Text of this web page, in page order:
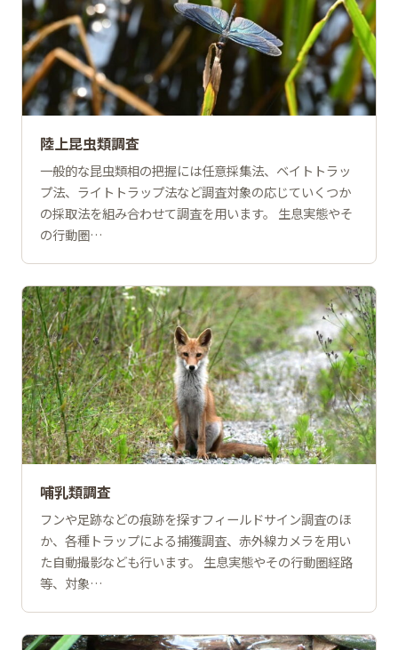
陸上昆虫類調査
一般的な昆虫類相の把握には任意採集法、ベイトトラッ
プ法、ライトトラップ法など調査対象の応じていくつか
の採取法を組み合わせて調査を用います。 生息実態やそ
の行動圏…
哺乳類調査
フンや足跡などの痕跡を探すフィールドサイン調査のほ
か、各種トラップによる捕獲調査、赤外線カメラを用い
た自動撮影なども行います。 生息実態やその行動圏経路
等、対象…